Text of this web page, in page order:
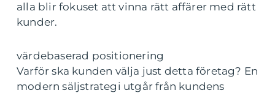
alla blir fokuset att vinna rätt affärer med rätt
kunder.
värdebaserad positionering
Varför ska kunden välja just detta företag? En
modern säljstrategi utgår från kundens